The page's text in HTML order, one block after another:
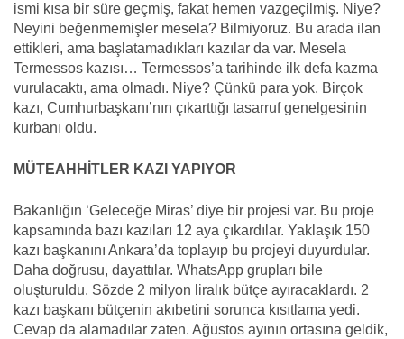
ismi kısa bir süre geçmiş, fakat hemen vazgeçilmiş. Niye?
Neyini beğenmemişler mesela? Bilmiyoruz. Bu arada ilan
ettikleri, ama başlatamadıkları kazılar da var. Mesela
Termessos kazısı… Termessos’a tarihinde ilk defa kazma
vurulacaktı, ama olmadı. Niye? Çünkü para yok. Birçok
kazı, Cumhurbaşkanı’nın çıkarttığı tasarruf genelgesinin
kurbanı oldu.
MÜTEAHHİTLER KAZI YAPIYOR
Bakanlığın ‘Geleceğe Miras’ diye bir projesi var. Bu proje
kapsamında bazı kazıları 12 aya çıkardılar. Yaklaşık 150
kazı başkanını Ankara’da toplayıp bu projeyi duyurdular.
Daha doğrusu, dayattılar. WhatsApp grupları bile
oluşturuldu. Sözde 2 milyon liralık bütçe ayıracaklardı. 2
kazı başkanı bütçenin akıbetini sorunca kısıtlama yedi.
Cevap da alamadılar zaten. Ağustos ayının ortasına geldik,